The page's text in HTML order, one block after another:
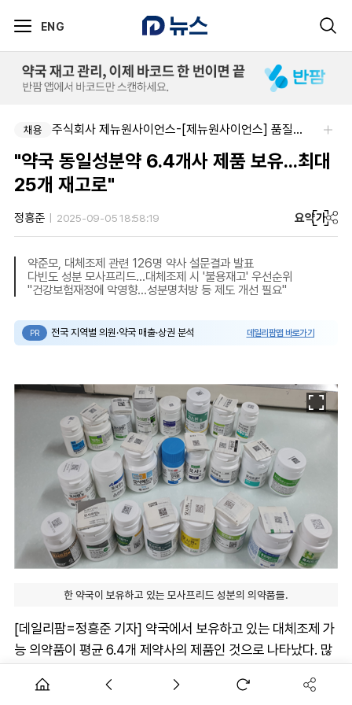
ENG
채용 주식회사 제뉴원사이언스-[제뉴원사이언스] 품질관리약사 모집(경력무관)
"약국 동일성분약 6.4개사 제품 보유...최대
25개 재고로"
정흥준 2025-09-05 18:58:19 요약가
약준모, 대체조제 관련 126명 약사 설문결과 발표
다빈도 성분 모사프리드...대체조제 시 '불용재고' 우선순위
"건강보험재정에 악영향...성분명처방 등 제도 개선 필요"
PR 전국 지역별 의원·약국 매출·상권 분석 데일리팜맵 바로가기
한 약국이 보유하고 있는 모사프리드 성분의 의약품들.
[데일리팜=정흥준 기자] 약국에서 보유하고 있는 대체조제 가
능 의약품이 평균 6.4개 제약사의 제품인 것으로 나타났다. 많